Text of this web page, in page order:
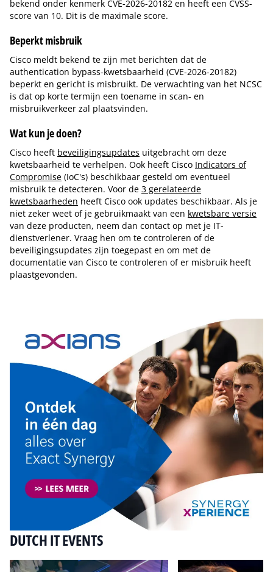
bekend onder kenmerk CVE-2026-20182 en heeft een CVSS-
score van 10. Dit is de maximale score.
Beperkt misbruik
Cisco meldt bekend te zijn met berichten dat de
authentication bypass-kwetsbaarheid (CVE-2026-20182)
beperkt en gericht is misbruikt. De verwachting van het NCSC
is dat op korte termijn een toename in scan- en
misbruikverkeer zal plaatsvinden.
Wat kun je doen?
Cisco heeft beveiligingsupdates uitgebracht om deze
kwetsbaarheid te verhelpen. Ook heeft Cisco Indicators of
Compromise (IoC's) beschikbaar gesteld om eventueel
misbruik te detecteren. Voor de 3 gerelateerde
kwetsbaarheden heeft Cisco ook updates beschikbaar. Als je
niet zeker weet of je gebruikmaakt van een kwetsbare versie
van deze producten, neem dan contact op met je IT-
dienstverlener. Vraag hen om te controleren of de
beveiligingsupdates zijn toegepast en om met de
documentatie van Cisco te controleren of er misbruik heeft
plaastgevonden.
DUTCH IT EVENTS